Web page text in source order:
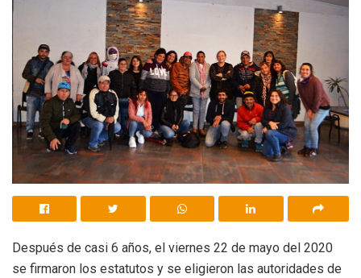
Después de casi 6 años, el viernes 22 de mayo del 2020
se firmaron los estatutos y se eligieron las autoridades de